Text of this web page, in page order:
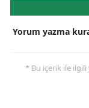
Yorum yazma
* Bu içerik ile ilgili